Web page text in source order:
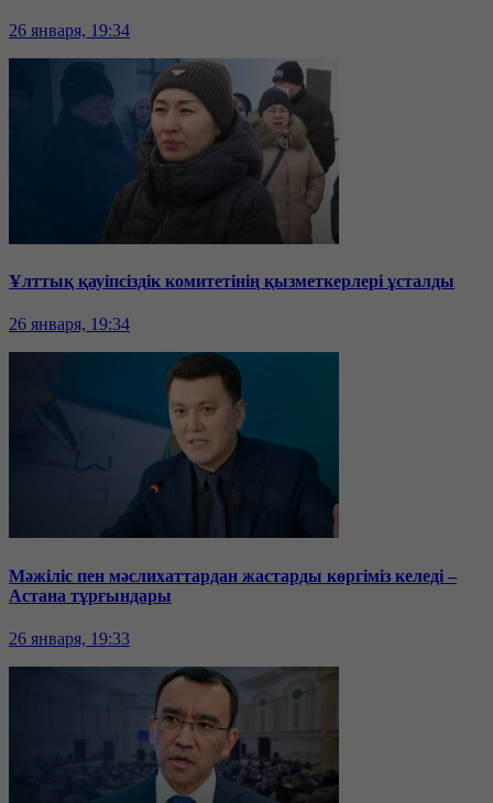
26 января, 19:34
Ұлттық қауіпсіздік комитетінің қызметкерлері ұсталды
26 января, 19:34
Мәжіліс пен мәслихаттардан жастарды көргіміз келеді –
Астана тұрғындары
26 января, 19:33